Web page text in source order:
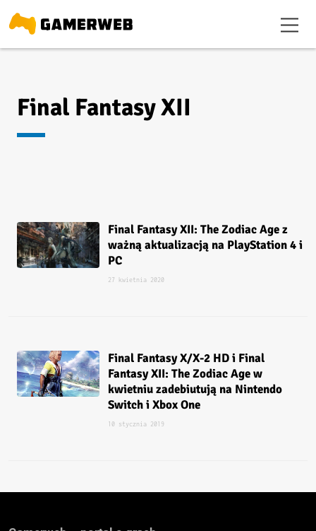
Final Fantasy XII
Final Fantasy XII: The Zodiac Age z
ważną aktualizacją na PlayStation 4 i
PC
27 kwietnia 2020
Final Fantasy X/X-2 HD i Final
Fantasy XII: The Zodiac Age w
kwietniu zadebiutują na Nintendo
Switch i Xbox One
10 stycznia 2019